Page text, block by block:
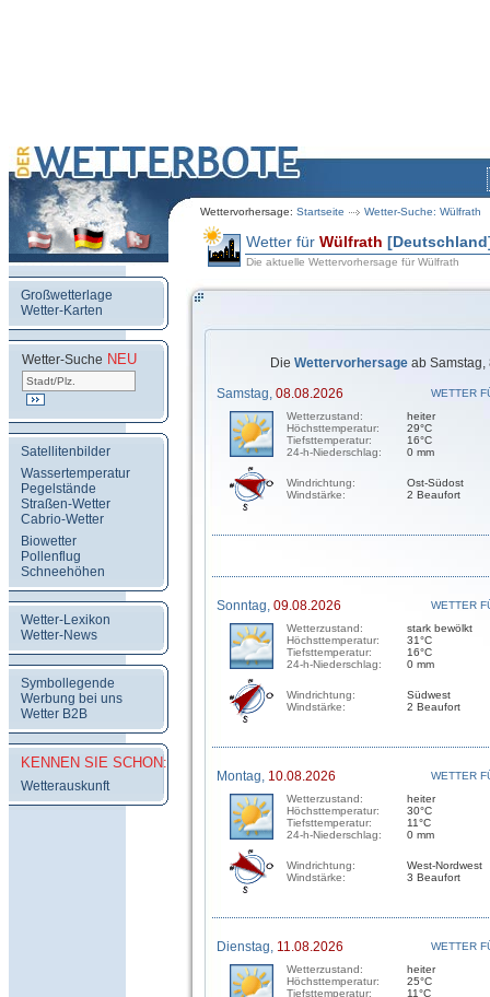
Wettervorhersage: Startseite Wetter-Suche: Wülfrath
Großwetterlage
Wetter-Karten
Wetter-Suche NEU
Satellitenbilder
Wassertemperatur
Pegelstände
Straßen-Wetter
Cabrio-Wetter
Biowetter
Pollenflug
Schneehöhen
Wetter-Lexikon
Wetter-News
Symbollegende
Werbung bei uns
Wetter B2B
KENNEN SIE SCHON:
Wetterauskunft
Wetter für Wülfrath
Die aktuelle Wettervorhersage für Wülfrath
Die Wettervorhersage ab Samstag,
Samstag, 08.08.2026
WETTER
Wetterzustand:
Höchsttemperatur:
Tiefsttemperatur:
24-h-Niederschlag:
heiter
29°C
16°C
0 mm
Windrichtung:
Windstärke:
Ost-Südost
2 Beaufort
Sonntag, 09.08.2026
WETTER
Wetterzustand:
Höchsttemperatur:
Tiefsttemperatur:
24-h-Niederschlag:
stark bewölkt
31°C
16°C
0 mm
Windrichtung:
Windstärke:
Südwest
2 Beaufort
Montag, 10.08.2026
WETTER
Wetterzustand:
Höchsttemperatur:
Tiefsttemperatur:
24-h-Niederschlag:
heiter
30°C
11°C
0 mm
Windrichtung:
Windstärke:
West-Nordwest
3 Beaufort
Dienstag, 11.08.2026
WETTER
Wetterzustand:
Höchsttemperatur:
Tiefsttemperatur:
heiter
25°C
11°C